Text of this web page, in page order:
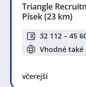
Triangle
Písek(23 km)
32 112 – 45
Vhodné také
včerejší